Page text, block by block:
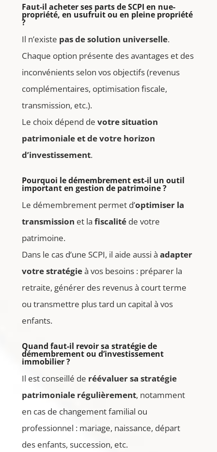
Faut-il acheter ses parts de SCPI en nue-
propriété, en usufruit ou en pleine propriété
?
Il n’existe pas de solution universelle.
Chaque option présente des avantages et des
inconvénients selon vos objectifs (revenus
complémentaires, optimisation fiscale,
transmission, etc.).
Le choix dépend de votre situation
patrimoniale et de votre horizon
d’investissement.
Pourquoi le démembrement est-il un outil
important en gestion de patrimoine ?
Le démembrement permet d’optimiser la
transmission et la fiscalitéde votre
patrimoine.
Dans le cas d’une SCPI, il aide aussi à adapter
votre stratégieà vos besoins : préparer la
retraite, générer des revenus à court terme
ou transmettre plus tard un capital à vos
enfants.
Quand faut-il revoir sa stratégie de
démembrement ou d’investissement
immobilier ?
Il est conseillé de réévaluer sa stratégie
patrimoniale régulièrement, notamment
en cas de changement familial ou
professionnel : mariage, naissance, départ
des enfants, succession, etc.